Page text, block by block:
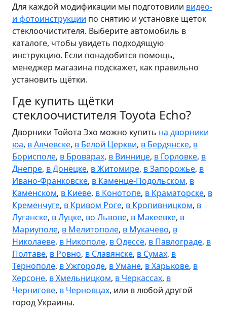
Для каждой модификации мы подготовили видео-
и фотоинструкции по снятию и установке щёток
стеклоочистителя. Выберите автомобиль в
каталоге, чтобы увидеть подходящую
инструкцию. Если понадобится помощь,
менеджер магазина подскажет, как правильно
установить щётки.
Где купить щётки
стеклоочистителя Toyota Echo?
Дворники Тойота Эхо можно купить на дворники
юа, в Алчевске, в Белой Церкви, в Бердянске, в
Борисполе, в Броварах, в Виннице, в Горловке, в
Днепре, в Донецке, в Житомире, в Запорожье, в
Ивано-Франковске, в Каменце-Подольском, в
Каменском, в Киеве, в Конотопе, в Краматорске, в
Кременчуге, в Кривом Роге, в Кропивницком, в
Луганске, в Луцке, во Львове, в Макеевке, в
Мариуполе, в Мелитополе, в Мукачево, в
Николаеве, в Никополе, в Одессе, в Павлограде, в
Полтаве, в Ровно, в Славянске, в Сумах, в
Тернополе, в Ужгороде, в Умане, в Харькове, в
Херсоне, в Хмельницком, в Черкассах, в
Чернигове, в Черновцах, или в любой другой
город Украины.